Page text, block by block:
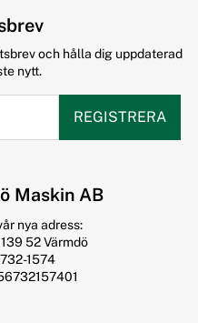
och hålla dig uppdaterad
nytt.
REGISTRERA
Maskin AB
nya adress:
52 Värmdö
1574